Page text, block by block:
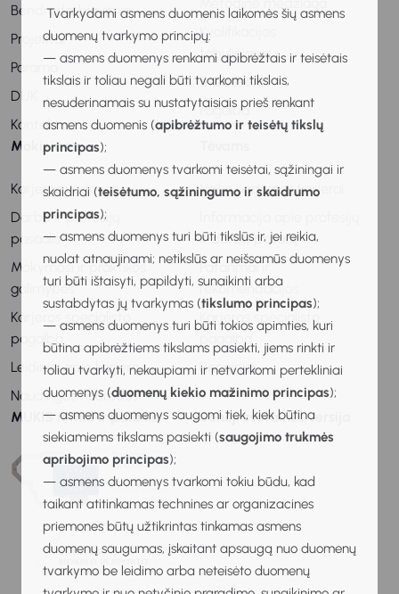
Tvarkydami asmens duomenis laikomės šių asmens
duomenų tvarkymo principų:
— asmens duomenys renkami apibrėžtais ir teisėtais
tikslais ir toliau negali būti tvarkomi tikslais,
nesuderinamais su nustatytaisiais prieš renkant
asmens duomenis (apibrėžtumo ir teisėtų tikslų
principas);
— asmens duomenys tvarkomi teisėtai, sąžiningai ir
skaidriai (teisėtumo, sąžiningumo ir skaidrumo
principas);
— asmens duomenys turi būti tikslūs ir, jei reikia,
nuolat atnaujinami; netikslūs ar neišsamūs duomenys
turi būti ištaisyti, papildyti, sunaikinti arba
sustabdytas jų tvarkymas (tikslumo principas);
— asmens duomenys turi būti tokios apimties, kuri
būtina apibrėžtiems tikslams pasiekti, jiems rinkti ir
toliau tvarkyti, nekaupiami ir netvarkomi pertekliniai
duomenys (duomenų kiekio mažinimo principas);
— asmens duomenys saugomi tiek, kiek būtina
siekiamiems tikslams pasiekti (saugojimo trukmės
apribojimo principas);
— asmens duomenys tvarkomi tokiu būdu, kad
taikant atitinkamas technines ar organizacines
priemones būtų užtikrintas tinkamas asmens
duomenų saugumas, įskaitant apsaugą nuo duomenų
tvarkymo be leidimo arba neteisėto duomenų
Bendradarbiavimas
Projektai
Parama
DUK
Kontaktai
Kvalifikacijos
tobulinimas
Stebėsena
Pagalba
Mokiniams
Karjeros vadovas
Darbo ir profesijų
pasaulis
Mokymosi ir praktikos
galimybės
Karjeros specialisto
pagalba
Leidiniai apie karjerą
Naudingos nuorodos
Vaiko ugdymas karjerai
ir darbo pasaulį
Patarimai ir
rekomendacijos
Karjeros specialisto
pagalba
Renginiai
MUKIS remia ir palaiko Senoji svetainės versija